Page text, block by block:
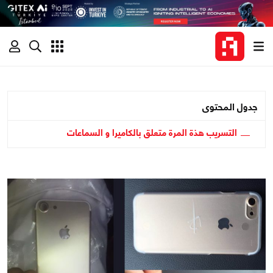
جدول المحتوى
التسريب هذة المرة متعلق بالكاميرا و السماعات